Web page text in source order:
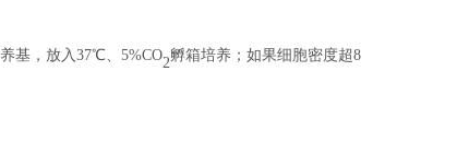
基，放入37℃、5%CO2孵箱培养； 如果细胞密度超8